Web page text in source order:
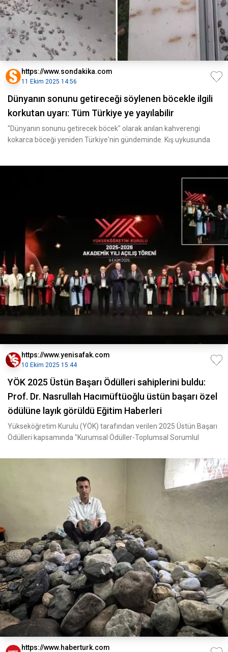
https://www.sondakika.com
11 Ekim 2025 14:56
Dünyanın sonunu getireceği söylenen böcekle ilgili
korkutan uyarı: Tüm Türkiye ye yayılabilir
"Dünyanın sonunu getirecek böcek" olarak anılan kahverengi
kokarca böceği yeniden Türkiye'nin gündeminde. Kış uykusunda
https://www.yenisafak.com
10 Ekim 2025 15:44
YÖK 2025 Üstün Başarı Ödülleri sahiplerini buldu:
Prof. Dr. Nasrullah Hacımüftüoğlu üstün başarı özel
ödülüne layık görüldü Eğitim Haberleri
Yükseköğretim Kurulu (YÖK) tarafından verilen 2025 Üstün Başarı
Ödülleri kapsamında "Kurumsal Ödüller-Toplumsal Sorumlul
https://www.haberturk.com